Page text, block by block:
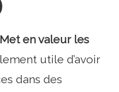
Met en valeur les
utile d’avoir
dans des